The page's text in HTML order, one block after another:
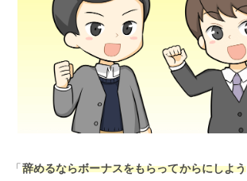
「 辞めるならボーナスをもらってからにしよう